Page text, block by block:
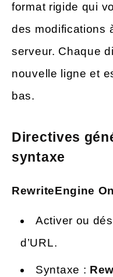
format rigide qui
des modifications
serveur. Chaque
nouvelle ligne et
bas.
Directives
syntaxe
RewriteEngine
Activer ou
d’URL.
Syntaxe :